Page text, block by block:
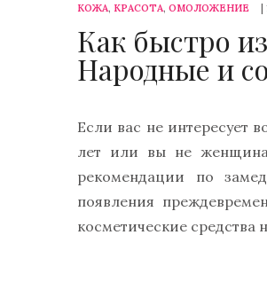
КОЖА, КРАСОТА, ОМОЛОЖЕНИЕ
Как быстро
Народные и
Если вас не интересует
лет или вы не
рекомендации по
появления
косметические средства